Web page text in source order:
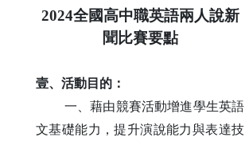
2024全國高中職英語兩人說新
聞比賽要點
壹、活動目的：
一、藉由競賽活動增進學生英語
文基礎能力，提升演說能力與表達技